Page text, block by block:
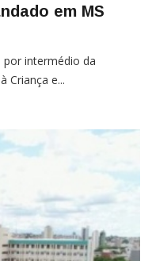
em MS
por intermédio da
Criança e...